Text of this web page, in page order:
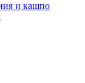
и кашпо